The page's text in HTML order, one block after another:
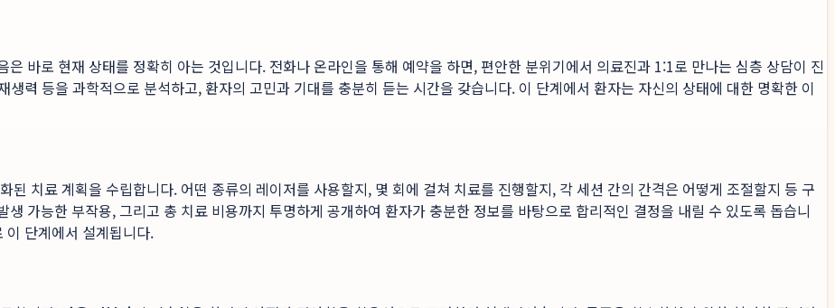
바로 현재 상태를 정확히 아는 것입니다. 전화나 온라인을 통해 예약을 하면, 편안한 분위기에서 의료진과 1:1로 만나는 심층 상담이 진
력 등을 과학적으로 분석하고, 환자의 고민과 기대를 충분히 듣는 시간을 갖습니다. 이 단계에서 환자는 자신의 상태에 대한 명확한 이
된 치료 계획을 수립합니다. 어떤 종류의 레이저를 사용할지, 몇 회에 걸쳐 치료를 진행할지, 각 세션 간의 간격은 어떻게 조절할지 등 구
가능한 부작용, 그리고 총 치료 비용까지 투명하게 공개하여 환자가 충분한 정보를 바탕으로 합리적인 결정을 내릴 수 있도록 돕습니
이 단계에서 설계됩니다.